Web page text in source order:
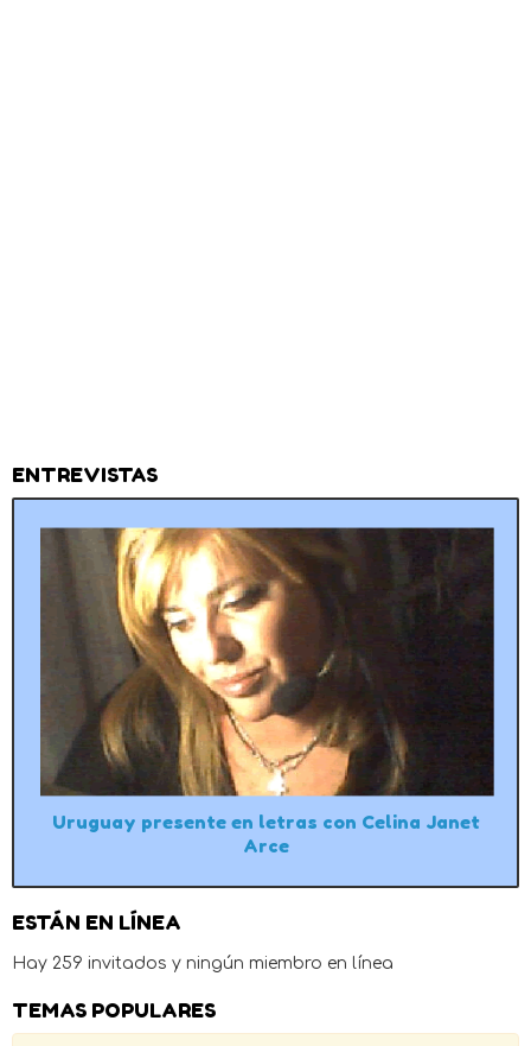
ENTREVISTAS
Uruguay presente en letras con Celina Janet
Arce
ESTÁN EN LÍNEA
Hay 259 invitados y ningún miembro en línea
TEMAS POPULARES